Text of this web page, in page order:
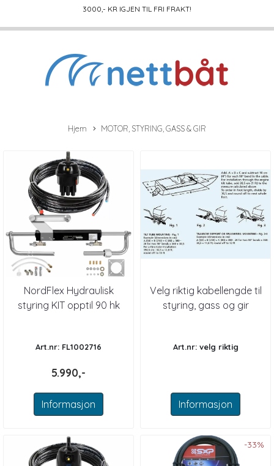
3000,- KR IGJEN TIL FRI FRAKT!
Hjem MOTOR, STYRING, GASS & GIR
NordFlex Hydraulisk
styring KIT opptil 90 hk
Art.nr: FL1002716
5.990,-
Informasjon
Velg riktig kabellengde til
styring, gass og gir
Art.nr: velg riktig
Informasjon
-33%